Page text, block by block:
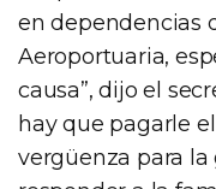
en dependencias
Aeroportuaria,
causa”, dijo el
hay que pagarle
vergüenza para la